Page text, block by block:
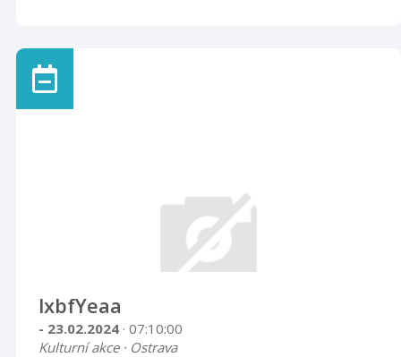
lxbfYeaa
- 23.02.2024 · 07:10:00
Kulturní akce · Ostrava